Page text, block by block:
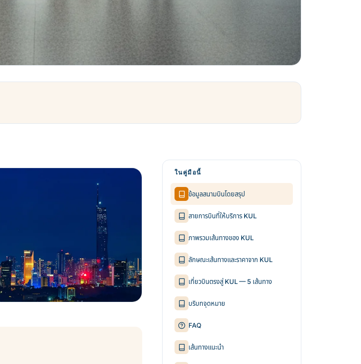
ในคู่มือนี้
ข้อมูลสนามบินโดยสรุป
สายการบินที่ให้บริการ KUL
ภาพรวมเส้นทางของ KUL
ลักษณะเส้นทางและราคาจาก KUL
เที่ยวบินตรงสู่ KUL — 5 เส้นทาง
บริบทจุดหมาย
FAQ
เส้นทางแนะนำ